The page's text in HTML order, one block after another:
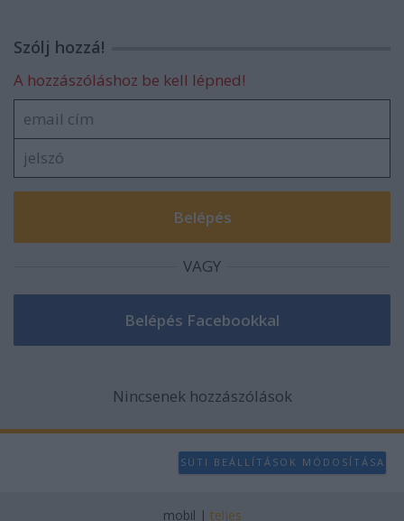
Szólj hozzá!
A hozzászóláshoz be kell lépned!
VAGY
Nincsenek hozzászólások
SÜTI BEÁLLÍTÁSOK MÓDOSÍTÁSA
mobil | teljes